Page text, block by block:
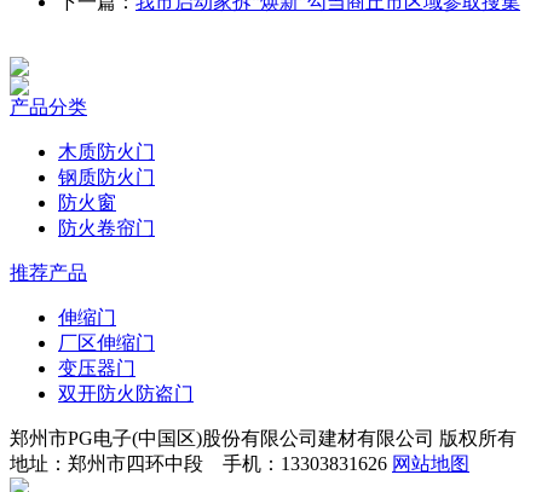
产品分类
木质防火门
钢质防火门
防火窗
防火卷帘门
推荐产品
伸缩门
厂区伸缩门
变压器门
双开防火防盗门
郑州市PG电子(中国区)股份有限公司建材有限公司 版权所有
地址：郑州市四环中段 手机：13303831626 网站地图